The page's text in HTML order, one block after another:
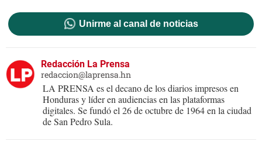
Unirme al canal de noticias
Redacción La Prensa
redaccion@laprensa.hn
LA PRENSA es el decano de los diarios impresos en
Honduras y líder en audiencias en las plataformas
digitales. Se fundó el 26 de octubre de 1964 en la ciudad
de San Pedro Sula.